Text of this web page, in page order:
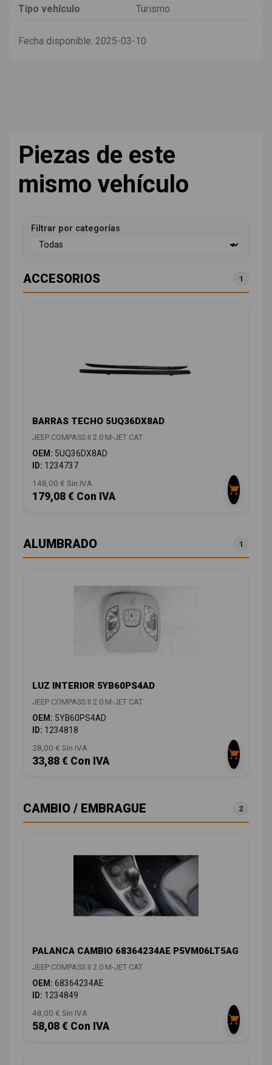
Tipo vehículo Turismo
Fecha disponible: 2025-03-10
Piezas de este
mismo vehículo
Filtrar por categorías
ACCESORIOS 1
BARRAS TECHO 5UQ36DX8AD
JEEP COMPASS II 2.0 M-JET CAT
OEM: 5UQ36DX8AD
ID: 1234737
148,00 € Sin IVA
179,08 € Con IVA
ALUMBRADO 1
LUZ INTERIOR 5YB60PS4AD
JEEP COMPASS II 2.0 M-JET CAT
OEM: 5YB60PS4AD
ID: 1234818
28,00 € Sin IVA
33,88 € Con IVA
CAMBIO / EMBRAGUE 2
PALANCA CAMBIO 68364234AE P5VM06LT5AG
JEEP COMPASS II 2.0 M-JET CAT
OEM: 68364234AE
ID: 1234849
48,00 € Sin IVA
58,08 € Con IVA